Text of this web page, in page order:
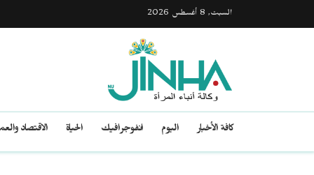
السبت, 8 أغسطس 2026
كافة الأخبار اليوم انفوجرافيك الحياة الاقتصاد